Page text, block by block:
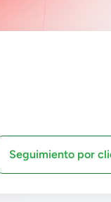
Seguimiento por